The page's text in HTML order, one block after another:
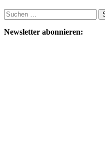
Suchen
nach:
Newsletter abonnieren: